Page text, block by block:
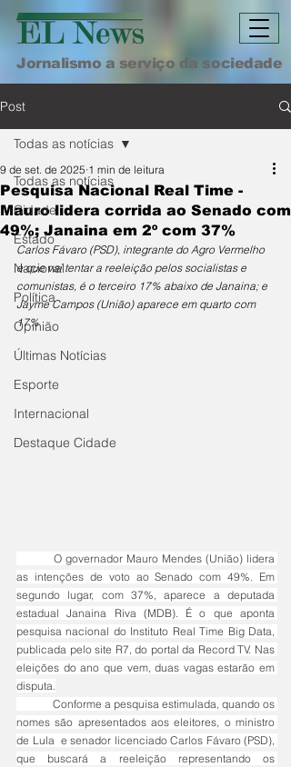
Jornalismo a serviço da sociedade
Post
Todas as notícias
Cidade
Estado
Nacional
Política
Opinião
Últimas Notícias
Esporte
Internacional
Destaque Cidade
Todas as notícias
Pesquisa Nacional Real Time -
Mauro lidera corrida ao Senado com
49%; Janaina em 2º com 37%
9 de set. de 2025 1 min de leitura
Carlos Fávaro (PSD), integrante do Agro Vermelho
e que vai tentar a reeleição pelos socialistas e
comunistas, é o terceiro 17% abaixo de Janaina; e
Jayme Campos (União) aparece em quarto com
17%
as intenções de voto ao Senado com 49%. Em
segundo lugar, com 37%, aparece a deputada
estadual Janaina Riva (MDB). É o que aponta
pesquisa nacional do Instituto Real Time Big Data,
publicada pelo site R7, do portal da Record TV. Nas
eleições do ano que vem, duas vagas estarão em
disputa.
nomes são apresentados aos eleitores, o ministro
de Lula  e senador licenciado Carlos Fávaro (PSD),
que buscará a reeleição representando os